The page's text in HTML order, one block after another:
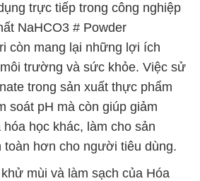
trực tiếp trong công nghiệp
NaHCO3 # Powder
còn mang lại những lợi ích
trường và sức khỏe. Việc sử
trong sản xuất thực phẩm
soát pH mà còn giúp giảm
học khác, làm cho sản
toàn hơn cho người tiêu dùng.
mùi và làm sạch của Hóa